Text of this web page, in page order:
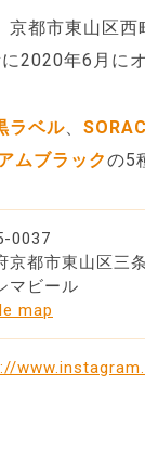
京都市東山区
2020年6月にオ
ラベル
ムブラックの5
0037
京都市東山区三
マビール
map